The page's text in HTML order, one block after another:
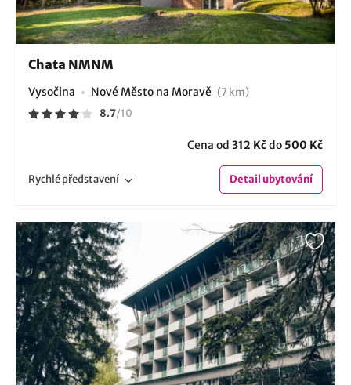
Chata NMNM
Vysočina Nové Město na Moravě (7 km)
8.7/10
Cena od 312 Kčdo 500 Kč
Rychlépředstavení Detailubytování